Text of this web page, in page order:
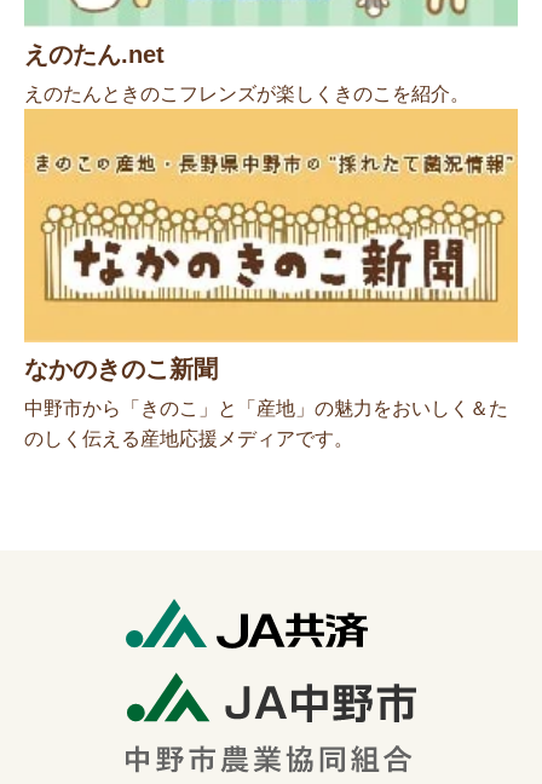
えのたん.net
えのたんときのこフレンズが楽しくきのこを紹介。
なかのきのこ新聞
中野市から「きのこ」と「産地」の魅力をおいしく＆た
のしく伝える産地応援メディアです。